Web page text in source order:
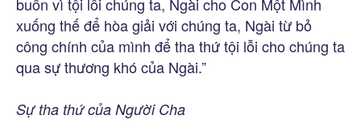
xuống thế để hòa giải với chúng ta, Ngài từ bỏ
công chính của mình để tha thứ tội lỗi cho chúng ta
qua sự thương khó của Ngài.”
Sự tha thứ của Người Cha